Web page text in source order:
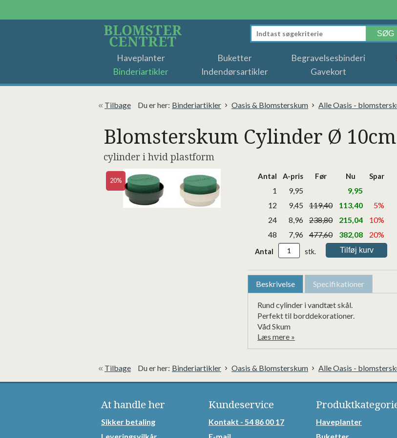
Haveplanter Buketter Begravelsesbinderi
Binderiartikler
Indendørsartikler Gavekort
Tilbage Du er her: Binderiartikler Oasis & Blomsterskum Alle Oasis -
Blomsterskum Cylinder Ø
cylinder i hvid plastform
20% Antal A-pris Før Nu Spar
1 9,95
9,95
12
9,45 119,40 113,40
5%
24
8,96 238,80 215,04
10%
48
7,96 477,60 382,08 20%
Antal stk.
Beskrivelse Specifikationer
Rund cylinder i vandtæt skål.
Perfekt til borddekorationer.
Våd Skum
Læs mere »
Tilbage Du er her: Binderiartikler Oasis & Blomsterskum Alle Oasis -
At handle her
Sikker betaling
Leveringsvilkår
Kundeservice
Kontakt - 54 86 00 17
E-mail
Haveplanter
Buketter